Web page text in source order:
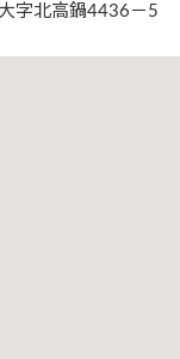
字北高鍋4436－5